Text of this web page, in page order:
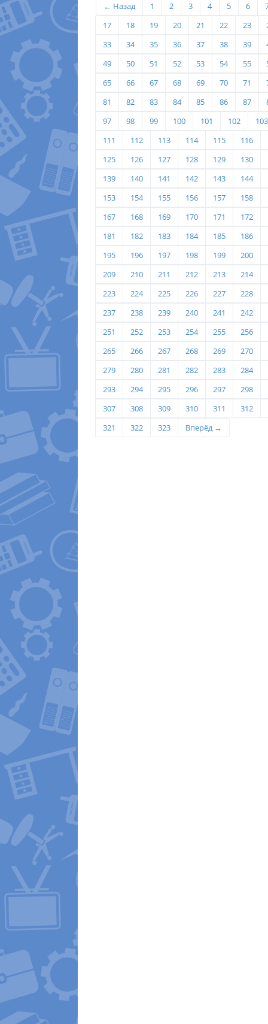
← Назад 1 2 3 4 5 6
17
18 19 20 21 22 23
33
34 35 36 37 38 39
49
50 51 52 53 54 55
65
66 67 68 69 70 71
81
82 83 84 85 86 87
97
98 99 100 101 102
103
111
112 113 114 115
116
125
126 127 128 129
130
139
140 141 142 143
144
153
154 155 156 157
158
167
168 169 170 171
172
181
182 183 184 185
186
195
196 197 198 199
200
209
210 211 212 213
214
223
224 225 226 227
228
237
238 239 240 241
242
251
252 253 254 255
256
265
266 267 268 269
270
279
280 281 282 283
284
293
294 295 296 297
298
307
308 309 310 311
312
321
322 323 Вперёд →